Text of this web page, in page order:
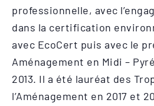
professionnelle, avec
dans la certification
avec EcoCert puis avec le
Aménagement en Midi –
2013. Il a été lauréat des
l’Aménagement en 2017 et